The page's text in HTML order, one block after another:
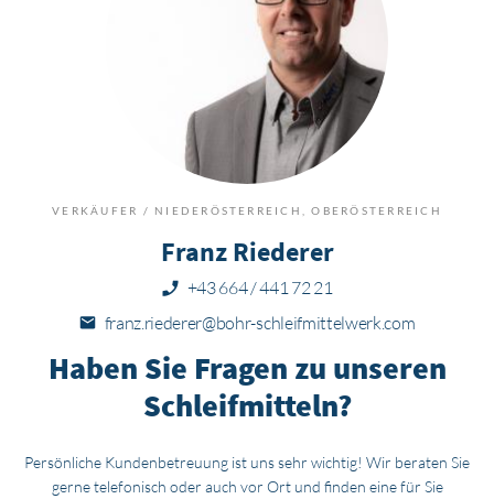
VERKÄUFER / NIEDERÖSTERREICH, OBERÖSTERREICH
Franz Riederer
+43 664 / 441 72 21
franz.riederer@bohr-schleifmittelwerk.com
Haben Sie Fragen zu unseren
Schleifmitteln?
Persönliche Kundenbetreuung ist uns sehr wichtig! Wir beraten Sie
gerne telefonisch oder auch vor Ort und finden eine für Sie